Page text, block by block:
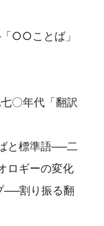
○○ことば」
〇年代「翻訳
と標準語──二
ロギーの変化
割り振る翻